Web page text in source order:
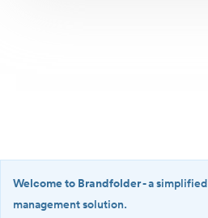
Welcome to Brandfolder- a
management solution.